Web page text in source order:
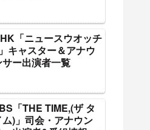
「ニュースウオッチ
キャスター＆アナウ
サー出演者一覧
「THE TIME,(ザ タ
ム)」司会・アナウン